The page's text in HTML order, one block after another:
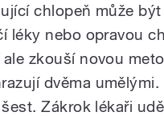
chlopeň může
léky nebo opravou
zkouší novou
dvěma
Zákrok lékaři